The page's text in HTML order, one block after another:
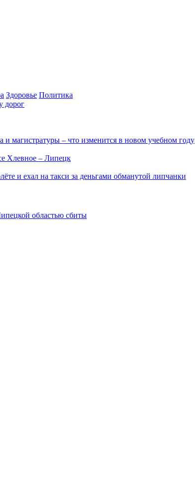
Здоровье Политика
дорог
магистратуры – что изменится в новом учебном году
Хлевное – Липецк
и ехал на такси за деньгами обманутой липчанки
областью сбиты